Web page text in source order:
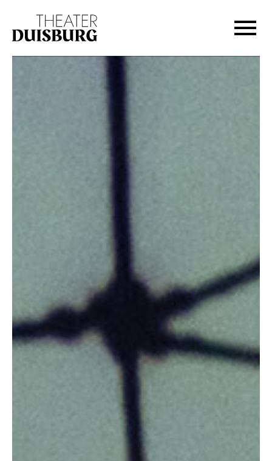
Zur Hauptnavigation springen
Zum Footer springen